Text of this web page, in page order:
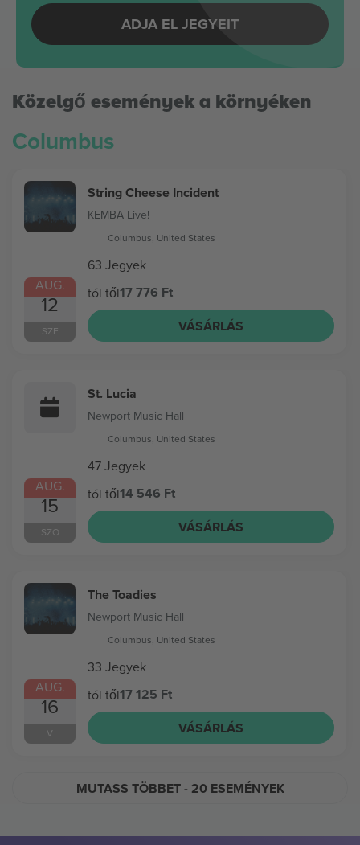
ADJA EL JEGYEIT
Közelgő események a környéken
Columbus
AUG.
12
SZE
String Cheese Incident
KEMBA Live!
Columbus, United States
63 Jegyek
tól től17 776 Ft
VÁSÁRLÁS
AUG.
15
SZO
St. Lucia
Newport Music Hall
Columbus, United States
47 Jegyek
tól től14 546 Ft
VÁSÁRLÁS
AUG.
16
V
The Toadies
Newport Music Hall
Columbus, United States
33 Jegyek
tól től17 125 Ft
VÁSÁRLÁS
MUTASS TÖBBET- 20 ESEMÉNYEK